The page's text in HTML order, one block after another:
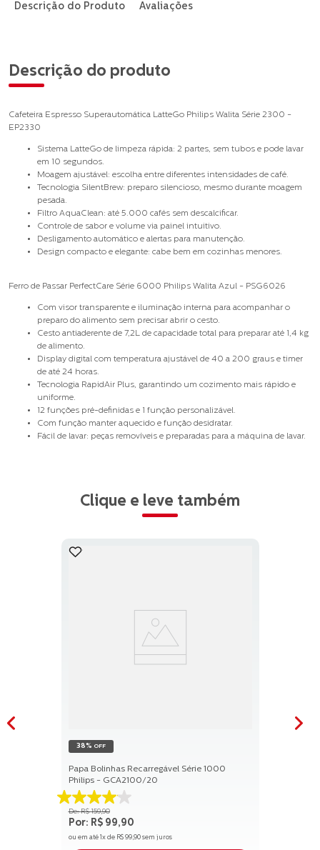
Descrição do Produto Avaliações
Descrição do produto
Cafeteira Espresso Superautomática LatteGo Philips Walita Série 2300 -
EP2330
Sistema LatteGo de limpeza rápida: 2 partes, sem tubos e pode lavar
em 10 segundos.
Moagem ajustável: escolha entre diferentes intensidades de café.
Tecnologia SilentBrew: preparo silencioso, mesmo durante moagem
pesada.
Filtro AquaClean: até 5.000 cafés sem descalcificar.
Controle de sabor e volume via painel intuitivo.
Desligamento automático e alertas para manutenção.
Design compacto e elegante: cabe bem em cozinhas menores.
Ferro de Passar PerfectCare Série 6000 Philips Walita Azul - PSG6026
Com visor transparente e iluminação interna para acompanhar o
preparo do alimento sem precisar abrir o cesto.
Cesto antiaderente de 7,2L de capacidade total para preparar até 1,4 kg
de alimento.
Display digital com temperatura ajustável de 40 a 200 graus e timer
de até 24 horas.
Tecnologia RapidAir Plus, garantindo um cozimento mais rápido e
uniforme.
12 funções pré-definidas e 1 função personalizável.
Com função manter aquecido e função desidratar.
Fácil de lavar: peças removíveis e preparadas para a máquina de lavar.
Clique e leve também
38% OFF
Papa Bolinhas Recarregável Série 1000
Philips - GCA2100/20
4.1
de
5
estrelas.
R$ 159,90
R$ 99,90
ou em até 1 x de R$ 99,90sem juros